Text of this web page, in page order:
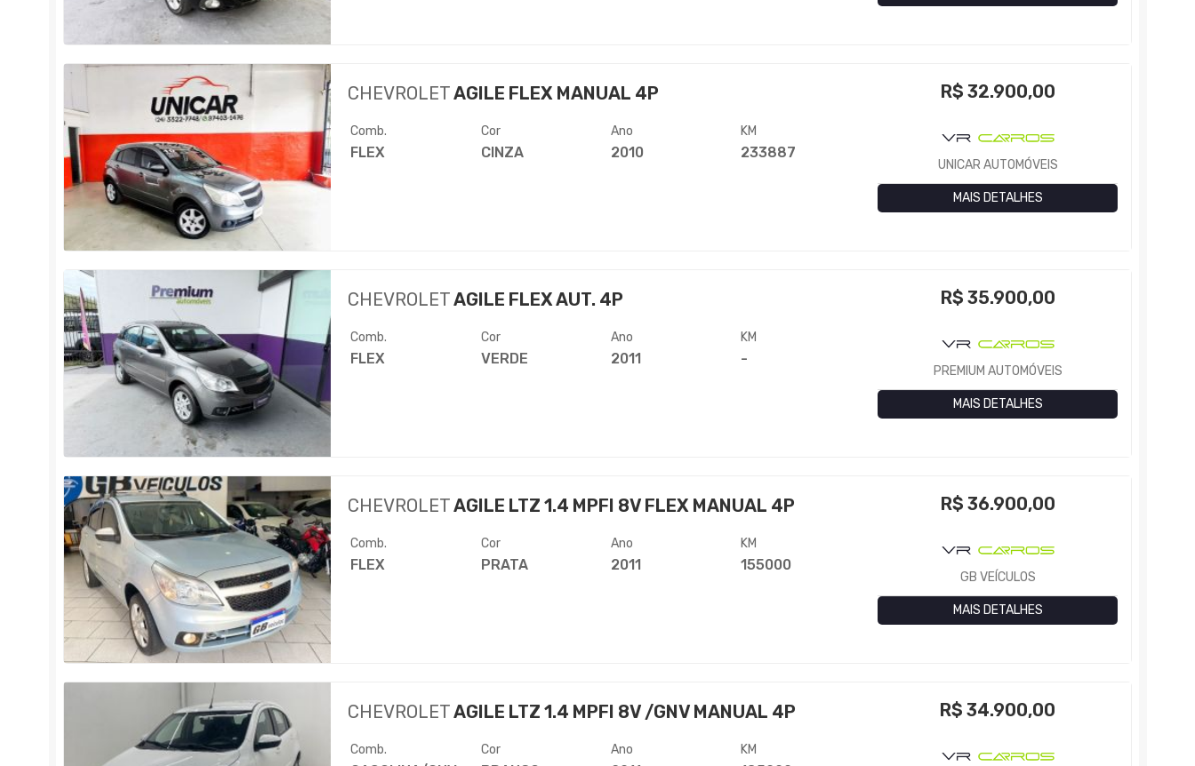
CHEVROLETAGILE FLEX MANUAL 4P
Comb.
FLEX
Cor
CINZA
Ano
2010
KM
233887
R$ 32.900,00
UNICAR AUTOMÓVEIS
MAIS DETALHES
CHEVROLETAGILE FLEX AUT. 4P
Comb.
FLEX
Cor
VERDE
Ano
2011
KM
-
R$ 35.900,00
PREMIUM AUTOMÓVEIS
MAIS DETALHES
CHEVROLETAGILE LTZ 1.4 MPFI 8V FLEX MANUAL 4P
Comb.
FLEX
Cor
PRATA
Ano
2011
KM
155000
R$ 36.900,00
GB VEÍCULOS
MAIS DETALHES
CHEVROLETAGILE LTZ 1.4 MPFI 8V /GNV MANUAL 4P
Comb. Cor Ano KM
R$34.900,00